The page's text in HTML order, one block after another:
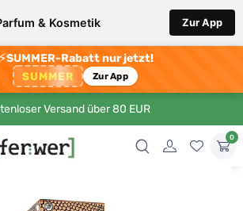
& Kosmetik Zur App
SUMMER-Rabatt nur jetzt!
SUMMER Zur App
Versand über 80 EUR
0